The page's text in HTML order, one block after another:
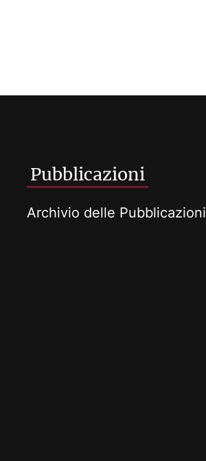
Pubblicazioni
Archivio delle Pubblicazioni